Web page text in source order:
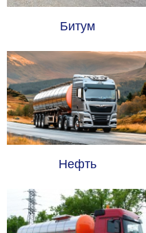
Битум
Нефть